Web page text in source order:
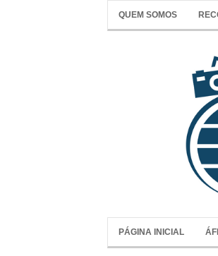
QUEM SOMOS
PÁGINA INICIAL